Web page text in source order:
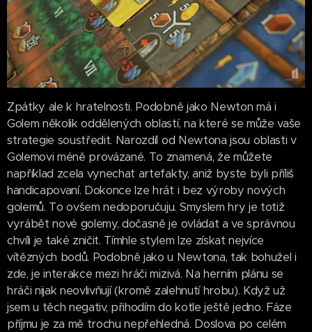
Zpátky ale k hratelnosti. Podobně jako Newton má i
Golem několik oddělených oblastí, na které se může vaše
strategie soustředit. Narozdíl od Newtona jsou oblasti v
Golemovi méně provázané. To znamená, že můžete
například zcela vynechat artefakty, aniž byste byli příliš
handicapovaní. Dokonce lze hrát i bez výroby nových
golemů. To ovšem nedoporučuju. Smyslem hry je totiž
vyrábět nové golemy, dočasně je ovládat a ve správnou
chvíli je také zničit. Tímhle stylem lze získat nejvíce
vítězných bodů. Podobně jako u Newtona, tak bohužel i
zde, je interakce mezi hráči mizivá. Na herním plánu se
hráči nijak neovlivňují (kromě zalehnutí hrobu). Když už
jsem u těch negativ, přihodím do kotle ještě jedno. Fáze
příjmu je za mě trochu nepřehledná. Doslova po celém